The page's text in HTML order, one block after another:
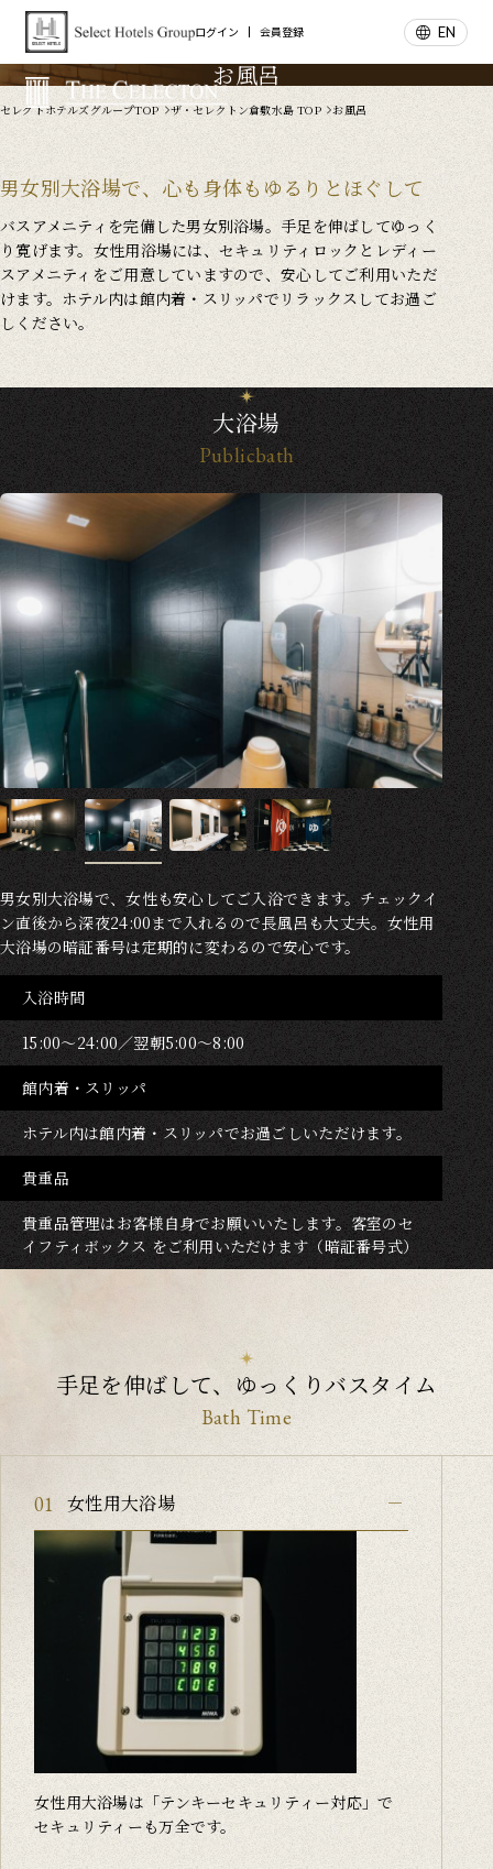
ログイン 会員登録 EN
お風呂
セレクトホテルズグループTOP ザ・セレクトン倉敷水島 TOP お風呂
男女別大浴場で、心も身体もゆるりとほぐして
バスアメニティを完備した男女別浴場。手足を伸ばしてゆっく
り寛げます。女性用浴場には、セキュリティロックとレディー
スアメニティをご用意していますので、安心してご利用いただ
けます。ホテル内は館内着・スリッパでリラックスしてお過ご
しください。
大浴場
Publicbath
男女別大浴場で、女性も安心してご入浴できます。チェックイ
ン直後から深夜24:00まで入れるので長風呂も大丈夫。女性用
大浴場の暗証番号は定期的に変わるので安心です。
入浴時間
15:00～24:00／翌朝5:00～8:00
館内着・スリッパ
ホテル内は館内着・スリッパでお過ごしいただけます。
貴重品
貴重品管理はお客様自身でお願いいたします。客室のセ
イフティボックス をご利用いただけます（暗証番号式）
手足を伸ばして、ゆっくりバスタイム
Bath Time
01 女性用大浴場
女性用大浴場は「テンキーセキュリティー対応」で
セキュリティーも万全です。